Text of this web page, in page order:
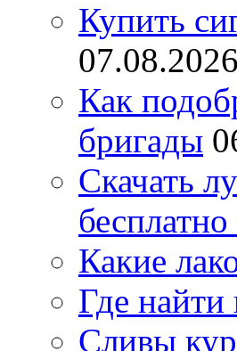
Купить
07.08.2026
Как
бригады
Скачать
Какие
Где
Сливы